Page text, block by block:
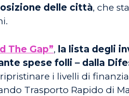
delle città, che
The Gap”, la lista degli
spese folli – dalla
i livelli di
Trasporto Rapido di